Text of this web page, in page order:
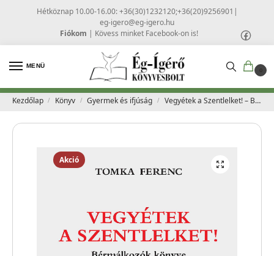
Hétköznap 10.00-16.00: +36(30)1232120;+36(20)9256901 |
eg-igero@eg-igero.hu
Fiókom | Kövess minket Facebook-on is!
MENÜ
0
Kezdőlap / Könyv / Gyermek és ifjúság / Vegyétek a Szentlelket! – Bérmálkozók könyve – Tomka Ferenc
Akció